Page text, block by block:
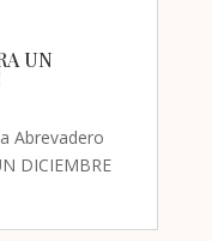
UN
Abrevadero
DICIEMBRE